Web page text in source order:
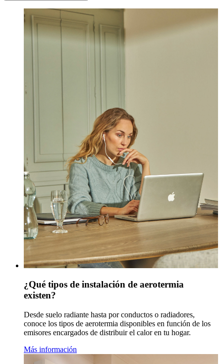
¿Qué tipos de instalación de aerotermia
existen?
Desde suelo radiante hasta por conductos o radiadores,
conoce los tipos de aerotermia disponibles en función de los
emisores encargados de distribuir el calor en tu hogar.
Más información